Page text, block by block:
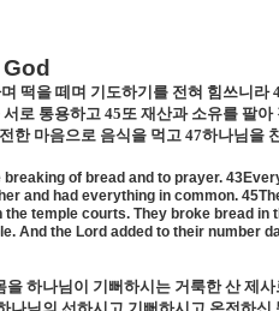
떡을 떼며 기도하기를 전혀 힘쓰니라
로 통용하고 45또 재산과 소유를 팔
한 마음으로 음식을 먹고 47하나님을
of bread and to prayer.
and had everything in common.
temple courts. They broke bread in
And the Lord added to their number
하나님이 기뻐하시는 거룩한 산 제